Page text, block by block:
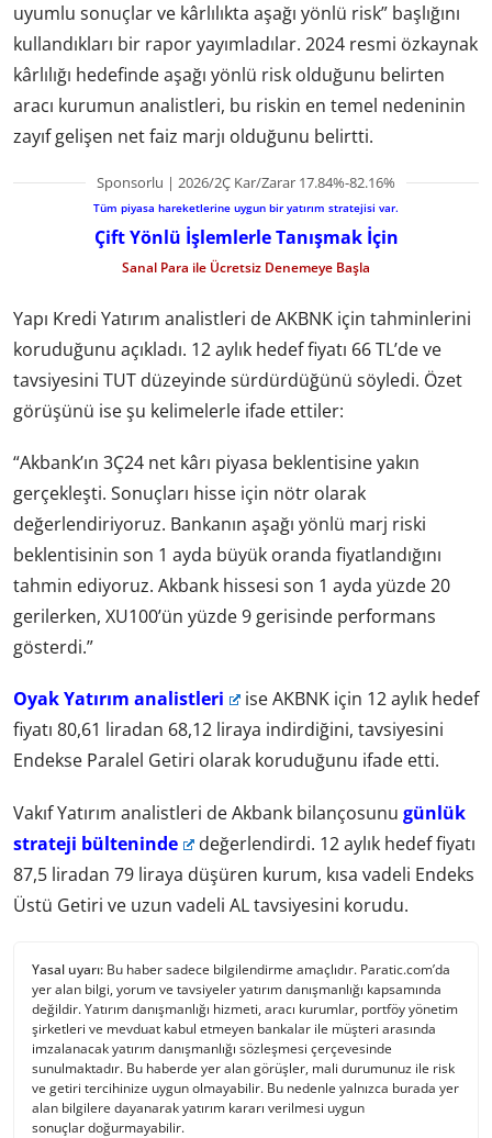
uyumlu sonuçlar ve kârlılıkta aşağı yönlü risk” başlığını
kullandıkları bir rapor yayımladılar. 2024 resmi özkaynak
kârlılığı hedefinde aşağı yönlü risk olduğunu belirten
aracı kurumun analistleri, bu riskin en temel nedeninin
zayıf gelişen net faiz marjı olduğunu belirtti.
Sponsorlu | 2026/2Ç Kar/Zarar 17.84%-82.16%
Tüm piyasa hareketlerine uygun bir yatırım stratejisi var.
Çift Yönlü İşlemlerle Tanışmak İçin
Sanal Para ile Ücretsiz Denemeye Başla
Yapı Kredi Yatırım analistleri de AKBNK için tahminlerini
koruduğunu açıkladı. 12 aylık hedef fiyatı 66 TL’de ve
tavsiyesini TUT düzeyinde sürdürdüğünü söyledi. Özet
görüşünü ise şu kelimelerle ifade ettiler:
“Akbank’ın 3Ç24 net kârı piyasa beklentisine yakın
gerçekleşti. Sonuçları hisse için nötr olarak
değerlendiriyoruz. Bankanın aşağı yönlü marj riski
beklentisinin son 1 ayda büyük oranda fiyatlandığını
tahmin ediyoruz. Akbank hissesi son 1 ayda yüzde 20
gerilerken, XU100’ün yüzde 9 gerisinde performans
gösterdi.”
Oyak Yatırım analistleri
ise AKBNK için 12 aylık hedef
fiyatı 80,61 liradan 68,12 liraya indirdiğini, tavsiyesini
Endekse Paralel Getiri olarak koruduğunu ifade etti.
Vakıf Yatırım analistleri de Akbank bilançosunu günlük
strateji bülteninde
değerlendirdi. 12 aylık hedef fiyatı
87,5 liradan 79 liraya düşüren kurum, kısa vadeli Endeks
Üstü Getiri ve uzun vadeli AL tavsiyesini korudu.
Yasal uyarı: Bu haber sadece bilgilendirme amaçlıdır. Paratic.com’da
yer alan bilgi, yorum ve tavsiyeler yatırım danışmanlığı kapsamında
değildir. Yatırım danışmanlığı hizmeti, aracı kurumlar, portföy yönetim
şirketleri ve mevduat kabul etmeyen bankalar ile müşteri arasında
imzalanacak yatırım danışmanlığı sözleşmesi çerçevesinde
sunulmaktadır. Bu haberde yer alan görüşler, mali durumunuz ile risk
ve getiri tercihinize uygun olmayabilir. Bu nedenle yalnızca burada yer
alan bilgilere dayanarak yatırım kararı verilmesi uygun
sonuçlar doğurmayabilir.